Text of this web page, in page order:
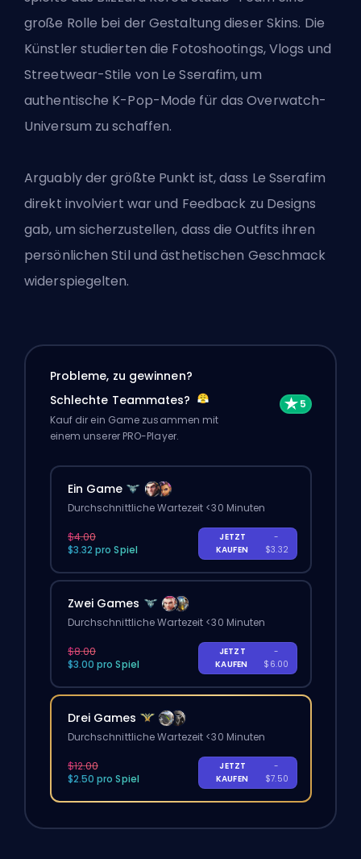
große Rolle bei der Gestaltung dieser Skins. Die
Künstler studierten die Fotoshootings, Vlogs und
Streetwear-Stile von Le Sserafim, um
authentische K-Pop-Mode für das Overwatch-
Universum zu schaffen.
Arguably der größte Punkt ist, dass Le Sserafim
direkt involviert war und Feedback zu Designs
gab, um sicherzustellen, dass die Outfits ihren
persönlichen Stil und ästhetischen Geschmack
widerspiegelten.
Probleme, zu gewinnen?
Schlechte Teammates?
Kauf dir ein Game zusammen mit
einem unserer PRO-Player.
Ein Game
Durchschnittliche Wartezeit <30 Minuten
$4.00
$3.32 pro Spiel
JETZT
KAUFEN
-
$3.32
Zwei Games
Durchschnittliche Wartezeit <30 Minuten
$8.00
$3.00 pro Spiel
JETZT
KAUFEN
-
$6.00
Drei Games
Durchschnittliche Wartezeit <30 Minuten
$12.00
$2.50 pro Spiel
JETZT
KAUFEN
-
$7.50